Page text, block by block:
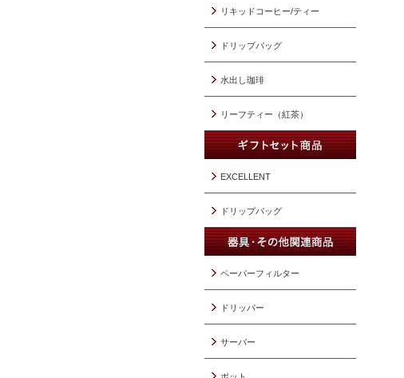
リキッドコーヒー/ティー
ドリップバッグ
水出し珈琲
リーフティー（紅茶）
EXCELLENT
ドリップバッグ
ペーパーフィルター
ドリッパー
サーバー